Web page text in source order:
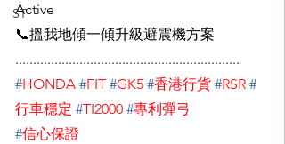
ST
Active
📞搵我地傾一傾升級避震機方案
...............................................................
#HONDA #FIT #GK5 #香港行貨 #RSR #
行車穩定 #TI2000 #專利彈弓
#信心保證